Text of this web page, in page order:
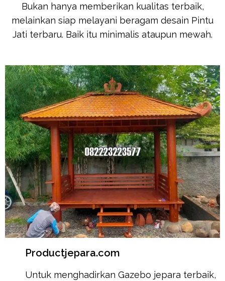
Bukan hanya memberikan kualitas terbaik,
melainkan siap melayani beragam desain Pintu
Jati terbaru. Baik itu minimalis ataupun mewah.
Productjepara.com
Untuk menghadirkan Gazebo jepara terbaik,